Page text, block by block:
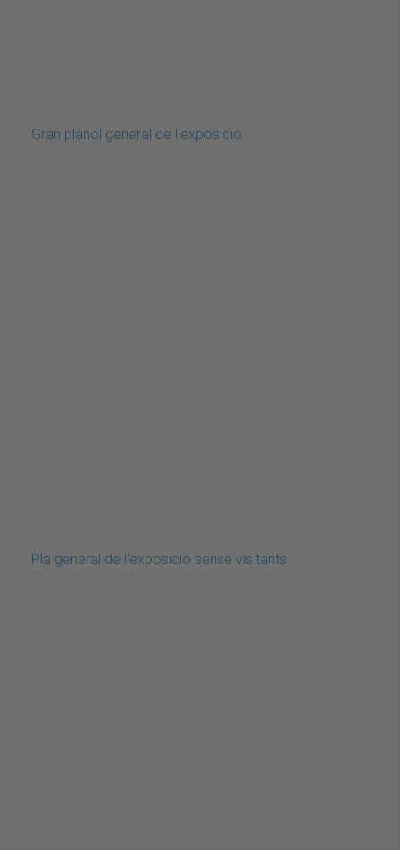
Gran plànol general de l'exposició
Pla general de l'exposició sense visitants